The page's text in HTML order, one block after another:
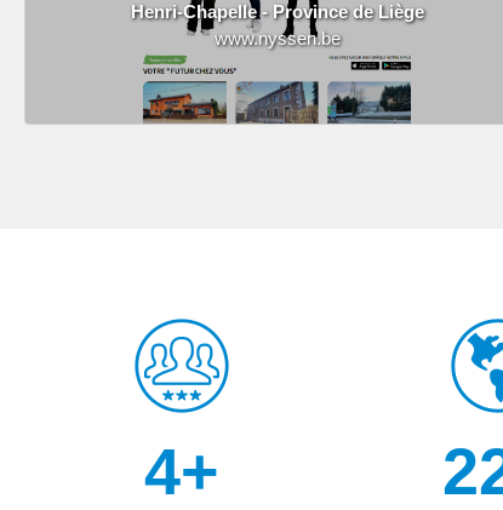
Henri-Chapelle - Province de Liège
www.nyssen.be
16+